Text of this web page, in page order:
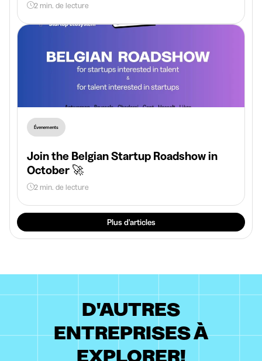
2 min. de lecture
Évenements
Join the Belgian Startup Roadshow in
October 🚀
2 min. de lecture
Plus d'articles
D'AUTRES
ENTREPRISES À
EXPLORER!